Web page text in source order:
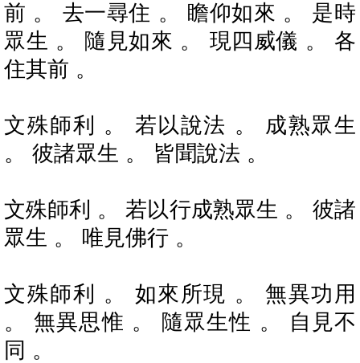
前 。 去一尋住 。 瞻仰如來 。 是時
眾生 。 隨見如來 。 現四威儀 。 各
住其前 。
文殊師利 。 若以說法 。 成熟眾生
。 彼諸眾生 。 皆聞說法 。
文殊師利 。 若以行成熟眾生 。 彼諸
眾生 。 唯見佛行 。
文殊師利 。 如來所現 。 無異功用
。 無異思惟 。 隨眾生性 。 自見不
同 。